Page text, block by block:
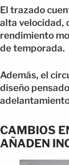
El trazado
alta velocidad,
rendimiento
de temporada.
Además, el
diseño
CAMBIOS
AÑADEN